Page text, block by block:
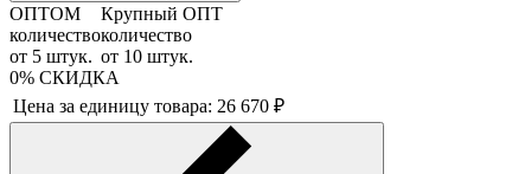
ОПТОМ
количество
от 5 штук.
Крупный ОПТ
количество
от 10 штук.
0% СКИДКА
Цена за единицу товара: 26 670 ₽